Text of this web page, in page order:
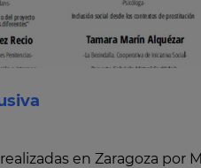
en Zaragoza por